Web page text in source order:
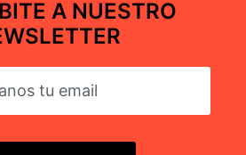
A NUESTRO